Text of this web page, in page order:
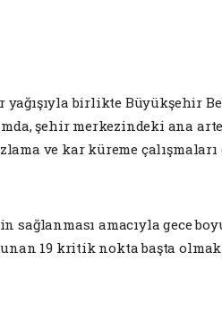
birlikte Büyükşehir
şehir merkezindeki ana
ve kar küreme
amacıyla gece
19 kritik nokta başta